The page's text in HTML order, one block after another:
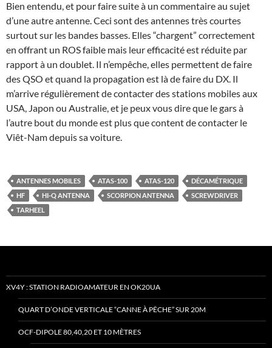
Bien entendu, et pour faire suite à un commentaire au sujet
d’une autre antenne. Ceci sont des antennes très courtes
surtout sur les bandes basses. Elles “chargent” correctement
en offrant un ROS faible mais leur efficacité est réduite par
rapport à un doublet. Il n’empêche, elles permettent de faire
des QSO et quand la propagation est là de faire du DX. Il
m’arrive régulièrement de contacter des stations mobiles aux
USA, Japon ou Australie, et je peux vous dire que le gars à
l’autre bout du monde est plus que content de contacter le
Viêt-Nam depuis sa voiture.
ANTENNES MOBILES ATAS-100 ATAS-120
DÉCAMÉTRIQUE
HF
HI-Q ANTENNA SCORPION ANTENNA
SCREWDRIVER
TARHEEL
XV4Y : STATION RADIOAMATEUR EN OK20UA
QUART D’ONDE VERTICALE “CANNE À PÊCHE” SUR 20M
OCF-DIPOLE 80,40,20 ET 10 MÈTRES